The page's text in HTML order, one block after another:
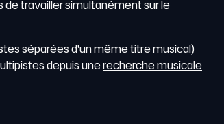
travailler simultanément sur le
séparées d'un même titre musical)
depuis unerecherche musicale